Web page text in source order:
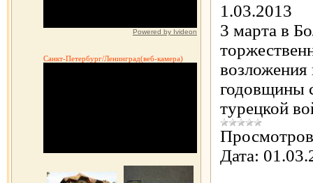
Powered by Ivideon
Санкт-Петербург/Ленинград(веб-камера)
1.03.2013
3 марта в
годовщины
турецкой
Дата: